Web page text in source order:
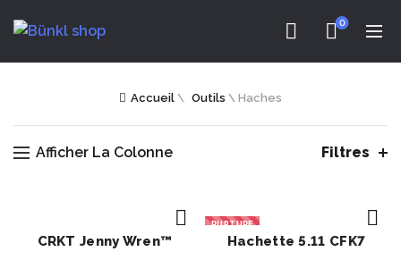
0
Accueil \ Outils \ Haches
Afficher La Colonne Filtres
ACHETER
CRKT Jenny Wren™
RUPTURE
ACHETER
Hachette 5.11 CFK7